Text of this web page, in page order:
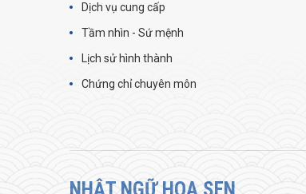
Dịch vụ cung cấp
Tầm nhìn - Sứ mệnh
Lịch sử hình thành
Chứng chỉ chuyên môn